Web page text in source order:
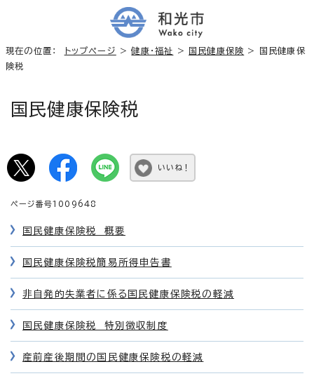
現在の位置： トップページ >健康・福祉 > 国民健康保険 > 国民健康保
険税
国民健康保険税
いいね！
ページ番号1009648
国民健康保険税 概要
国民健康保険税簡易所得申告書
非自発的失業者に係る国民健康保険税の軽減
国民健康保険税 特別徴収制度
産前産後期間の国民健康保険税の軽減